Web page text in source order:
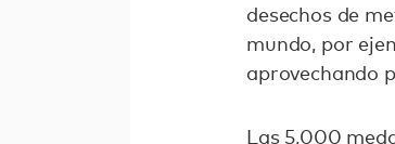
desechos de
mundo, por
aprovechando
Las 5,000